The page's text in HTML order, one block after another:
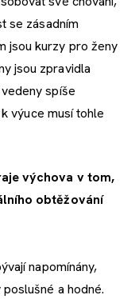
se zásadním
jsou kurzy pro ženy
jsou zpravidla
spíše
výuce musí tohle
výchova v tom,
obtěžování
napomínány,
a hodné.